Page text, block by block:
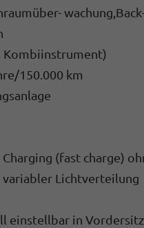
Kombiinstrument)
150.000 km
(fast charge)
Lichtverteilung
einstellbar in